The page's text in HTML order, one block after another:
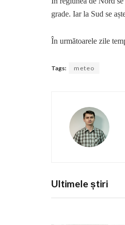
grade. Iar la Sud se
În următoarele zile
Tags: meteo
Ultimele știri